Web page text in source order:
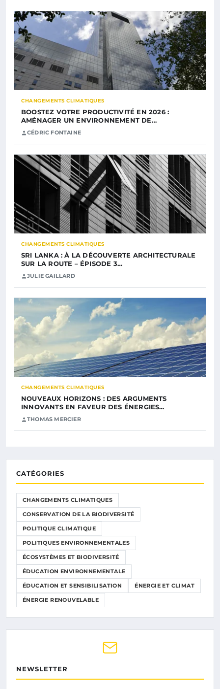
CHANGEMENTS CLIMATIQUES
BOOSTEZ VOTRE PRODUCTIVITÉ EN 2026 :
AMÉNAGER UN ENVIRONNEMENT DE…
CÉDRIC FONTAINE
CHANGEMENTS CLIMATIQUES
SRI LANKA : À LA DÉCOUVERTE ARCHITECTURALE
SUR LA ROUTE – ÉPISODE 3…
JULIE GAILLARD
CHANGEMENTS CLIMATIQUES
NOUVEAUX HORIZONS : DES ARGUMENTS
INNOVANTS EN FAVEUR DES ÉNERGIES…
THOMAS MERCIER
CATÉGORIES
CHANGEMENTS CLIMATIQUES
CONSERVATION DE LA BIODIVERSITÉ
POLITIQUE CLIMATIQUE
POLITIQUES ENVIRONNEMENTALES
ÉCOSYSTÈMES ET BIODIVERSITÉ
ÉDUCATION ENVIRONNEMENTALE
ÉDUCATION ET SENSIBILISATION ÉNERGIE ET CLIMAT
ÉNERGIE RENOUVELABLE
NEWSLETTER